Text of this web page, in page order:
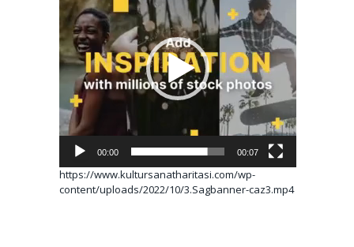
00:00 00:07
https://www.kultursanatharitasi.com/wp-
content/uploads/2022/10/3.Sagbanner-caz3.mp4